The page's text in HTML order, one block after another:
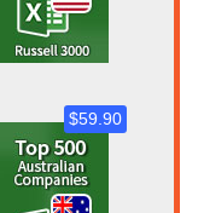
$59.90